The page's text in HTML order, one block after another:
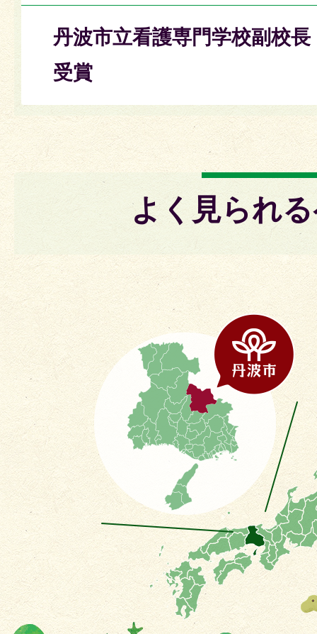
丹波市立看護専門学校副校
受賞
よく見られ